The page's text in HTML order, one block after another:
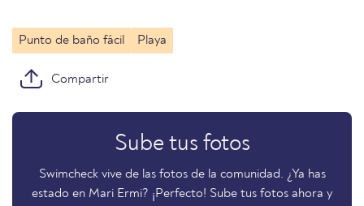
Punto de baño fácil Playa
Compartir
Sube tus fotos
Swimcheck vive de las fotos de la comunidad. ¿Ya has
estado en Mari Ermi? ¡Perfecto! Sube tus fotos ahora y